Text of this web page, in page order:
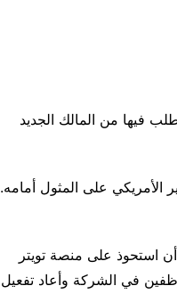
فيها من المالك الجديد
الأمريكي على المثول أمامه.
استحوذ على منصة تويتر
نصف كبار الموظفين في الشركة وأعاد تفعيل